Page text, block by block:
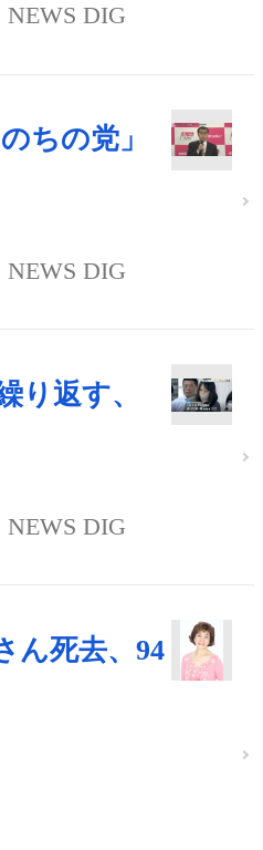
NEWS DIG
ちの党」
NEWS DIG
り返す、
NEWS DIG
ん死去、94